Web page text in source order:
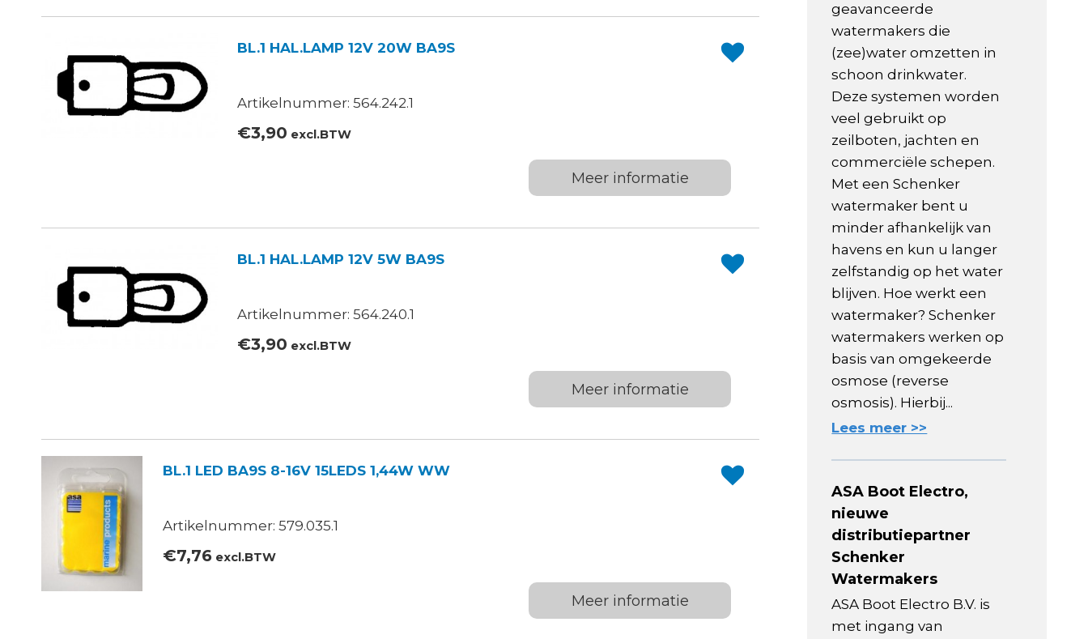
BL.1 HAL.LAMP 12V 20W BA9S
Artikelnummer: 564.242.1
€3,90 excl.BTW
Meer informatie
BL.1 HAL.LAMP 12V 5W BA9S
Artikelnummer: 564.240.1
€3,90 excl.BTW
Meer informatie
BL.1 LED BA9S 8-16V 15LEDS 1,44W WW
Artikelnummer: 579.035.1
€7,76excl.BTW
Meer informatie
geavanceerde
watermakers die
(zee)water omzetten in
schoon drinkwater.
Deze systemen worden
veel gebruikt op
zeilboten, jachten en
commerciële schepen.
Met een Schenker
watermaker bent u
minder afhankelijk van
havens en kun u langer
zelfstandig op het water
blijven. Hoe werkt een
watermaker? Schenker
watermakers werken op
basis van omgekeerde
osmose (reverse
osmosis). Hierbij...
Lees meer >>
ASA Boot Electro,
nieuwe
distributiepartner
Schenker
Watermakers
ASA Boot Electro B.V. is
met ingang van